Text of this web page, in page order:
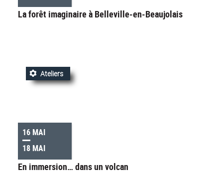
La forêt imaginaire à Belleville-en-Beaujolais
16 MAI
18 MAI
Ateliers
En immersion… dans un volcan